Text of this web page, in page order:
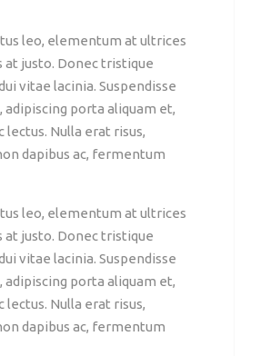
leo, elementum at ultrices
at justo. Donec tristique
vitae lacinia. Suspendisse
adipiscing porta aliquam et,
lectus. Nulla erat risus,
dapibus ac, fermentum
leo, elementum at ultrices
at justo. Donec tristique
vitae lacinia. Suspendisse
adipiscing porta aliquam et,
lectus. Nulla erat risus,
dapibus ac, fermentum